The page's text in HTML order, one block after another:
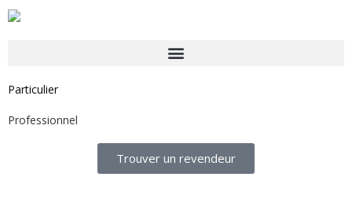
Particulier
Professionnel
Trouver un revendeur